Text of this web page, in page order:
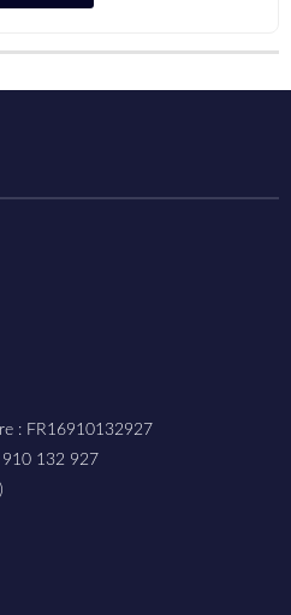
: FR16910132927
910 132 927